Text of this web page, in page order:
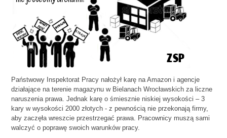
Państwowy Inspektorat Pracy nałożył karę na Amazon i agencje
działające na terenie magazynu w Bielanach Wrocławskich za liczne
naruszenia prawa. Jednak karę o śmiesznie niskiej wysokości – 3
kary w wysokości 2000 złotych - z pewnością nie przekonają firmy,
aby zaczęła wreszcie przestrzegać prawa. Pracownicy muszą sami
walczyć o poprawę swoich warunków pracy.